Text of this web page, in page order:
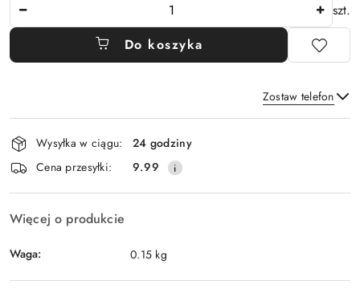
szt.
Do koszyka
Zostaw telefon
Wyślij
Dostępność
i
dostawa
Wysyłka w ciągu:
24 godziny
Cena przesyłki:
9.99
Więcej o produkcie
Waga: 0.15 kg